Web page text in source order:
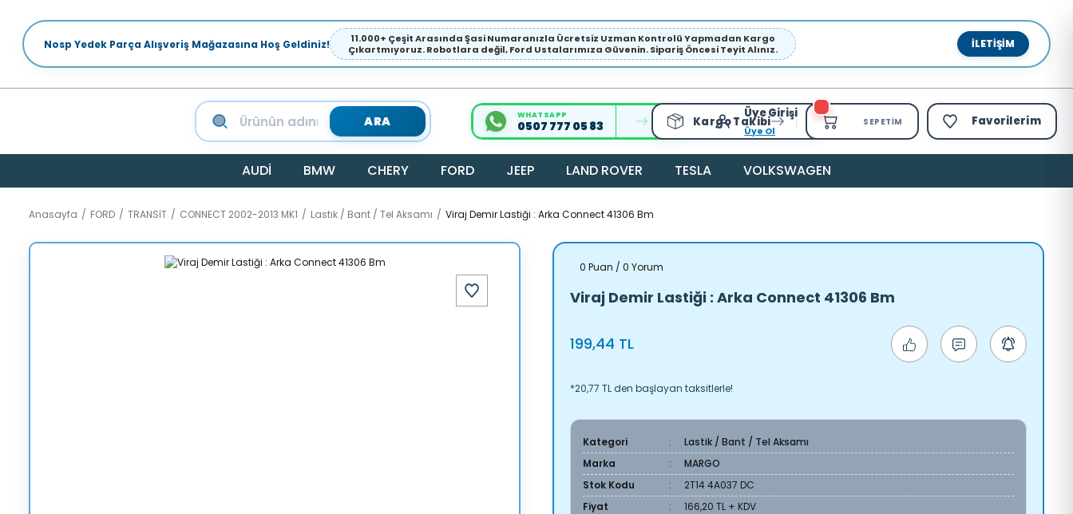
Nosp Yedek Parça Alışveriş Mağazasına Hoş Geldiniz!
11.000+ Çeşit Arasında Şasi Numaranızla Ücretsiz Uzman Kontrolü Yapmadan Kargo
Çıkartmıyoruz. Robotlara değil, Ford Ustalarımıza Güvenin. Sipariş Öncesi Teyit Alınız.
İLETIŞIM
ARA WHATSAPP
0507 777 05 83 Kargo Takibi
Üye Girişi
Üye Ol
SEPETIM Favorilerim
AUDİ BMW CHERY FORD JEEP LAND ROVER TESLA VOLKSWAGEN
Anasayfa FORD TRANSİT CONNECT 2002-2013 MK1 Lastik / Bant / Tel Aksamı Viraj Demir Lastiği : Arka Connect 41306 Bm
0 Puan / 0 Yorum
Viraj Demir Lastiği : Arka Connect 41306 Bm
199,44 TL
*20,77 TL den başlayan taksitlerle!
Kategori
Lastik / Bant / Tel Aksamı
Marka
MARGO
Stok Kodu
2T14 4A037 DC
Fiyat
166,20 TL + KDV